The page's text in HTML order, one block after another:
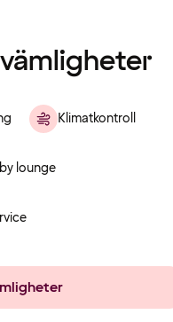
Klimatkontroll
lounge